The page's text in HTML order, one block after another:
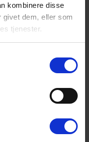
kombinere disse
givet dem, eller som
tjenester.
naturen iHoustrupog er
feriedage.Indkøb
vedVesterhavet
på hyggelige butikker og
giver fantastiske